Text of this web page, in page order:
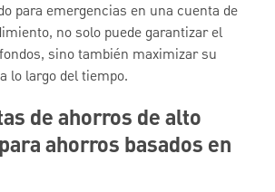
para emergencias en una cuenta de
no solo puede garantizar el
sino también maximizar su
lo largo del tiempo.
de ahorros de alto
ahorros basados en